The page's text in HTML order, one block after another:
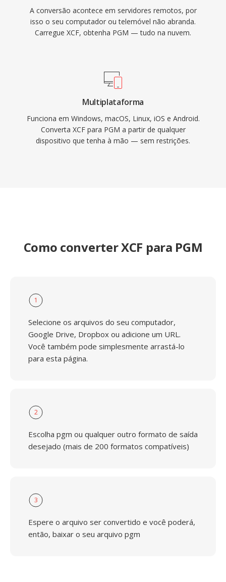
A conversão acontece em servidores remotos, por
isso o seu computador ou telemóvel não abranda.
Carregue XCF, obtenha PGM — tudo na nuvem.
Multiplataforma
Funciona em Windows, macOS, Linux, iOS e Android.
Converta XCF para PGM a partir de qualquer
dispositivo que tenha à mão — sem restrições.
Como converter XCF para PGM
1
Selecione os arquivos do seu computador,
Google Drive, Dropbox ou adicione um URL.
Você também pode simplesmente arrastá-lo
para esta página.
2
Escolha pgm ou qualquer outro formato de saída
desejado (mais de 200 formatos compatíveis)
3
Espere o arquivo ser convertido e você poderá,
então, baixar o seu arquivo pgm